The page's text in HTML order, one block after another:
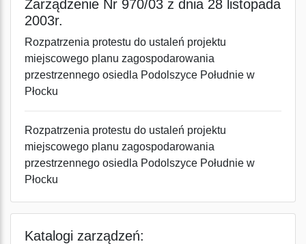
Zarządzenie Nr 970/03 z dnia 28 listopada
2003r.
Rozpatrzenia protestu do ustaleń projektu
miejscowego planu zagospodarowania
przestrzennego osiedla Podolszyce Południe w
Płocku
Rozpatrzenia protestu do ustaleń projektu
miejscowego planu zagospodarowania
przestrzennego osiedla Podolszyce Południe w
Płocku
Katalogi zarządzeń: